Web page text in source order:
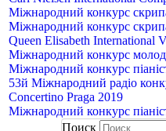
Міжнародний конкурс
Міжнародний конкурс
Queen Elisabeth International
Міжнародний конкурс
Міжнародний конкурс
53й Міжнародний радіо
Concertino Praga 2019
Міжнародний конкурс
Поиск